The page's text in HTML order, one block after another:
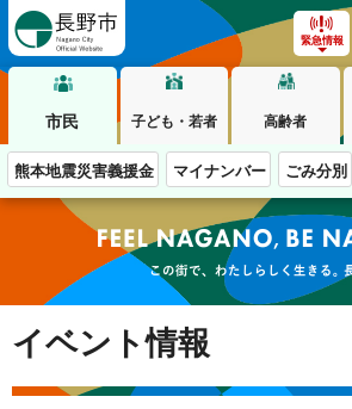
緊急情報
市民 子ども・若者 高齢者
熊本地震災害義援金 マイナンバー ごみ分別
この街で、わたしらしく生きる
イベント情報